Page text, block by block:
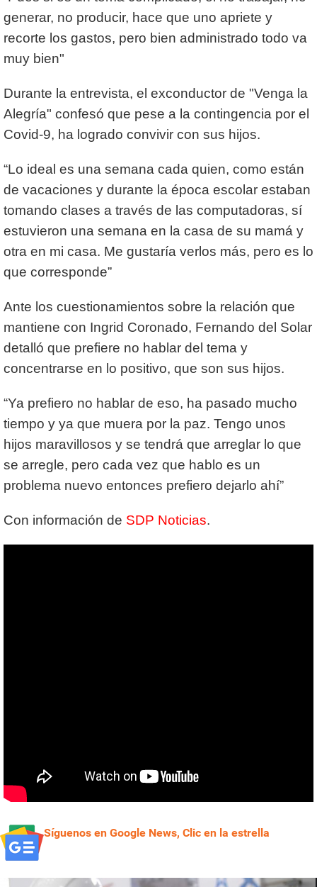
generar, no producir, hace que uno apriete y
recorte los gastos, pero bien administrado todo va
muy bien"
Durante la entrevista, el exconductor de "Venga la
Alegría" confesó que pese a la contingencia por el
Covid-9, ha logrado convivir con sus hijos.
“Lo ideal es una semana cada quien, como están
de vacaciones y durante la época escolar estaban
tomando clases a través de las computadoras, sí
estuvieron una semana en la casa de su mamá y
otra en mi casa. Me gustaría verlos más, pero es lo
que corresponde”
Ante los cuestionamientos sobre la relación que
mantiene con Ingrid Coronado, Fernando del Solar
detalló que prefiere no hablar del tema y
concentrarse en lo positivo, que son sus hijos.
“Ya prefiero no hablar de eso, ha pasado mucho
tiempo y ya que muera por la paz. Tengo unos
hijos maravillosos y se tendrá que arreglar lo que
se arregle, pero cada vez que hablo es un
problema nuevo entonces prefiero dejarlo ahí”
Con información de SDP Noticias.
Síguenos en Google News, Clic en la estrella